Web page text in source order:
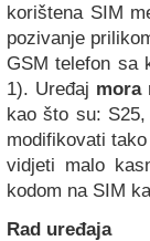
korištena SIM
pozivanje
GSM telefon sa
1). Uređaj mora
kao što su:
modifikovati
vidjeti malo
kodom na SIM
Rad uređaja